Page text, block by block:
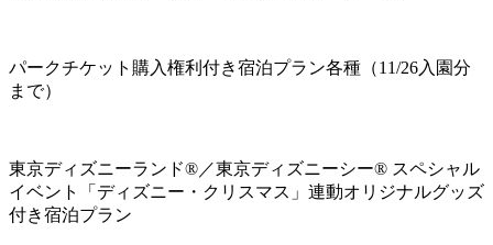
パークチケット購入権利付き宿泊プラン各種（11/26入園分
まで）
東京ディズニーランド®／東京ディズニーシー® スペシャル
イベント「ディズニー・クリスマス」連動オリジナルグッズ
付き宿泊プラン